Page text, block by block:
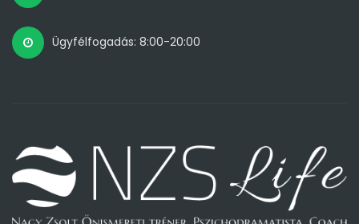
Ügyfélfogadás: 8:00-20:00